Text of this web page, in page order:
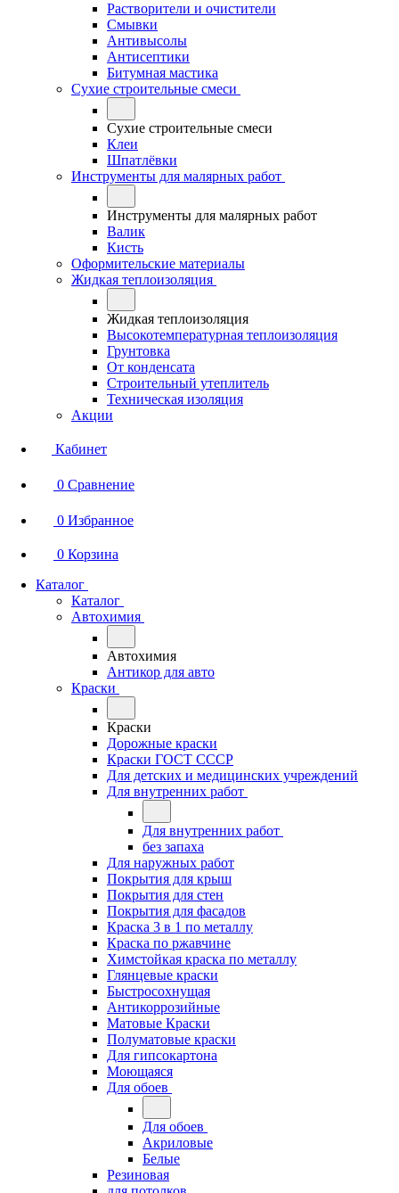
Растворители и очистители
Смывки
Антивысолы
Антисептики
Битумная мастика
Сухие строительные смеси
Сухие строительные смеси
Клеи
Шпатлёвки
Инструменты для малярных работ
Инструменты для малярных работ
Валик
Кисть
Оформительские материалы
Жидкая теплоизоляция
Жидкая теплоизоляция
Высокотемпературная теплоизоляция
Грунтовка
От конденсата
Строительный утеплитель
Техническая изоляция
Акции
Кабинет
0 Сравнение
0 Избранное
0 Корзина
Каталог
Каталог
Автохимия
Автохимия
Антикор для авто
Краски
Краски
Дорожные краски
Краски ГОСТ СССР
Для детских и медицинских учреждений
Для внутренних работ
Для внутренних работ
без запаха
Для наружных работ
Покрытия для крыш
Покрытия для стен
Покрытия для фасадов
Краска 3 в 1 по металлу
Краска по ржавчине
Химстойкая краска по металлу
Глянцевые краски
Быстросохнущая
Антикоррозийные
Матовые Краски
Полуматовые краски
Для гипсокартона
Моющаяся
Для обоев
Для обоев
Акриловые
Белые
Резиновая